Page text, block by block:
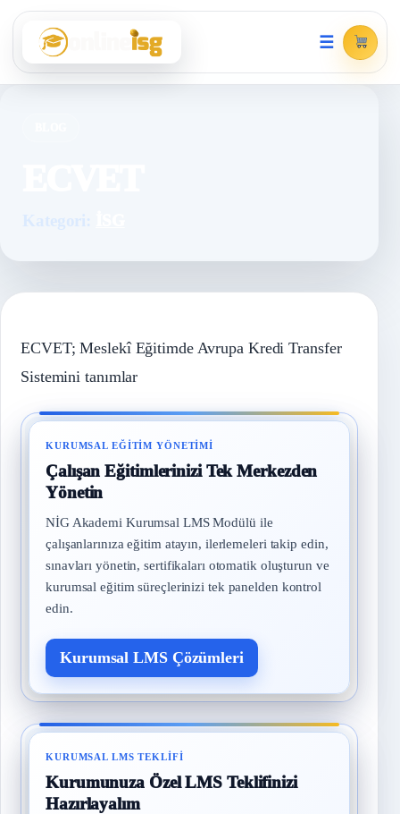
☰
Kategori:
ECVET; Meslekî Eğitimde Avrupa Kredi Transfer
Sistemini tanımlar
KURUMSAL EĞITIM YÖNETIMI
Çalışan Eğitimlerinizi Tek Merkezden
Yönetin
NİG Akademi Kurumsal LMS Modülü ile
çalışanlarınıza eğitim atayın, ilerlemeleri takip edin,
sınavları yönetin, sertifikaları otomatik oluşturun ve
kurumsal eğitim süreçlerinizi tek panelden kontrol
edin.
Kurumsal LMS Çözümleri
KURUMSAL LMS TEKLIFI
Kurumunuza Özel LMS Teklifinizi
Hazırlayalım